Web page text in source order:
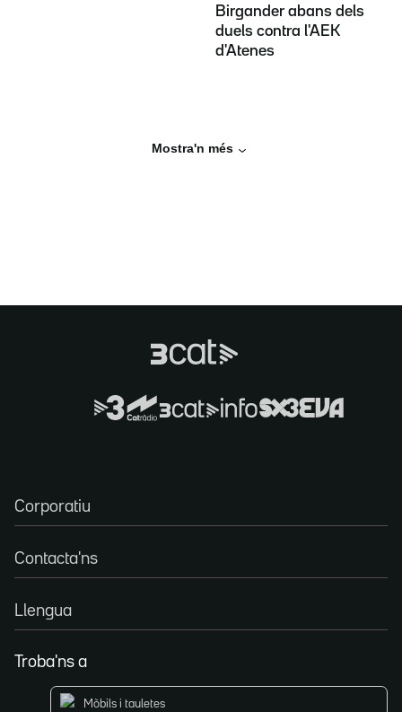
Birgander abans dels
duels contra l'AEK
d'Atenes
Mostra'n més
Corporatiu
Contacta'ns
Llengua
Troba'ns a
Mòbils i tauletes